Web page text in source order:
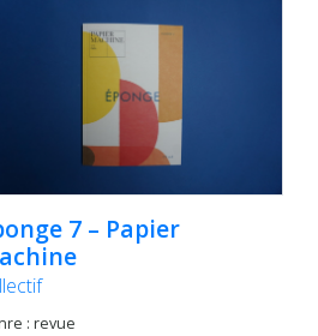
7 – Papier
: revue